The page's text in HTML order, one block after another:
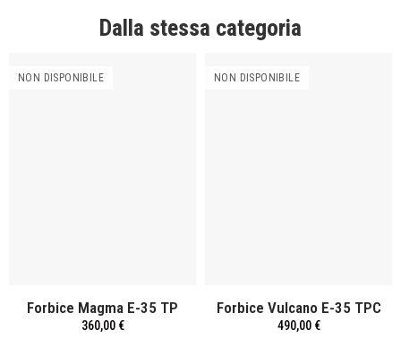
Dalla stessa categoria
NON DISPONIBILE
Forbice Magma E-35 TP
360,00 €
NON DISPONIBILE
Forbice Vulcano E-35 TPC
490,00 €